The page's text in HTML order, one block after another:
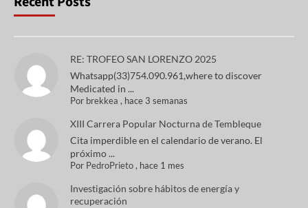
RE: TROFEO SAN LORENZO 2025
Whatsapp(33)754.090.961,where to discover
Medicated in ...
Por brekkea , hace 3 semanas
XIII Carrera Popular Nocturna de Tembleque
Cita imperdible en el calendario de verano. El
próximo ...
Por PedroPrieto, hace 1 mes
Investigación sobre hábitos de energía y
recuperación